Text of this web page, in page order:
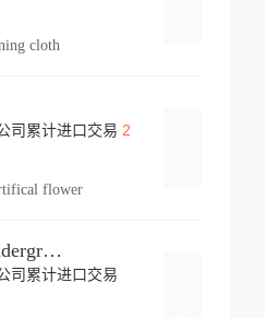
cloth
司累计进口交易 2
flower
Knapheide Kc Underground
司累计进口交易